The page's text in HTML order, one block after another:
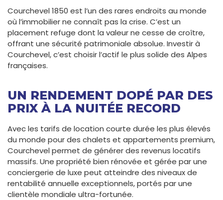
Courchevel 1850 est l’un des rares endroits au monde
où l’immobilier ne connaît pas la crise. C’est un
placement refuge dont la valeur ne cesse de croître,
offrant une sécurité patrimoniale absolue. Investir à
Courchevel, c’est choisir l’actif le plus solide des Alpes
françaises.
UN RENDEMENT DOPÉ PAR DES
PRIX À LA NUITÉE RECORD
Avec les tarifs de location courte durée les plus élevés
du monde pour des chalets et appartements premium,
Courchevel permet de générer des revenus locatifs
massifs. Une propriété bien rénovée et gérée par une
conciergerie de luxe peut atteindre des niveaux de
rentabilité annuelle exceptionnels, portés par une
clientèle mondiale ultra-fortunée.